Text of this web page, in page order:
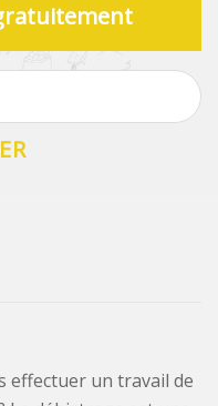
effectuer un travail de